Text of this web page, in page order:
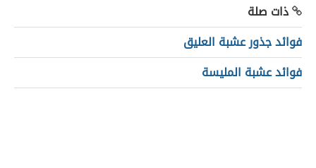
ذات صلة
فوائد جذور عشبة العليق
فوائد عشبة المليسة